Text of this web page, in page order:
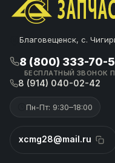
Благовещенск, с.
8 (800) 333-70-
БЕСПЛАТНЫЙ ЗВОНОК
8 (914) 040-02-42
Пн-Пт: 9:30–18:00
xcmg28@mail.ru